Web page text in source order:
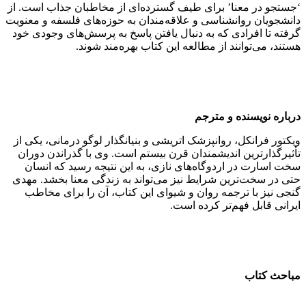
‘جستجو در معنا’ برای طیف گسترده‌ای از مخاطبان جذاب است. از
دانشجویان روانشناسی و علاقه‌مندان به حوزه‌های فلسفه و معنویت
گرفته تا افرادی که به دنبال یافتن پاسخ به پرسش‌های وجودی خود
هستند، می‌توانند از مطالعه این کتاب بهره‌مند شوند.
درباره نویسنده و مترجم
ویکتور فرانکل، روانپزشک اتریشی و بنیانگذار لوگو درمانی، یکی از
تأثیرگذارترین اندیشمندان قرن بیستم است. وی با گذراندن دوران
سخت اسارت در اردوگاه‌های نازی، به این نتیجه رسید که انسان
حتی در سخت‌ترین شرایط نیز می‌تواند به زندگی معنا بخشد. مهدی
گنجی نیز با ترجمه روان و شیوای این کتاب، آن را برای مخاطب
ایرانی قابل فهم‌تر کرده است.
مباحث کتاب